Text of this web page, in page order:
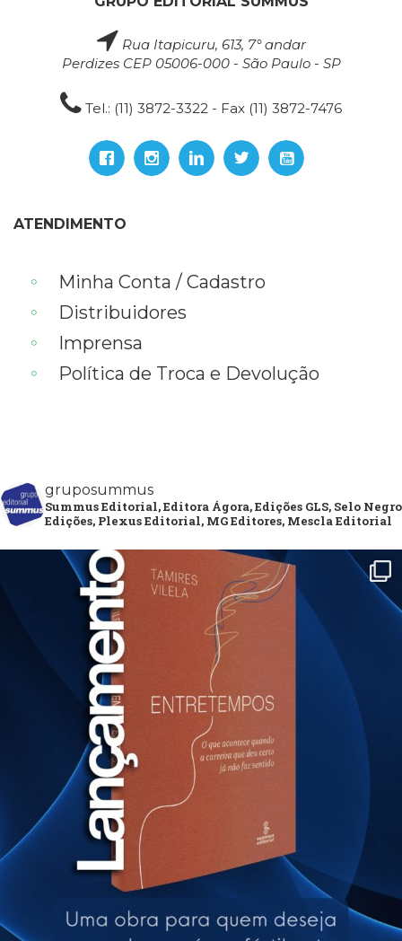
Rua Itapicuru, 613, 7° andar
Perdizes CEP 05006-000 - São Paulo - SP
Tel.: (11) 3872-3322 - Fax (11) 3872-7476
ATENDIMENTO
Minha Conta / Cadastro
Distribuidores
Imprensa
Política de Troca e Devolução
gruposummus
Summus Editorial, Editora Ágora, Edições GLS, Selo Negro
Edições, Plexus Editorial, MG Editores, Mescla Editorial